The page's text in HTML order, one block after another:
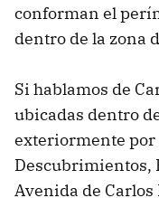
conforman el
dentro de la zona
Si hablamos de
ubicadas dentro
exteriormente por
Descubrimientos,
Avenida de